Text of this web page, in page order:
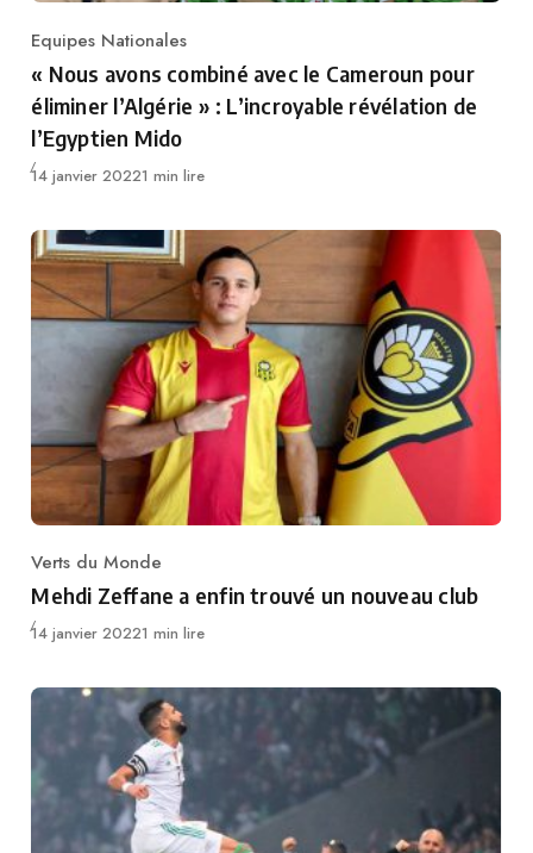
Category
Equipes Nationales
« Nous avons combiné avec le Cameroun pour
éliminer l’Algérie » : L’incroyable révélation de
l’Egyptien Mido
Publié
14 janvier 20221 min lire
Category
Verts du Monde
Mehdi Zeffane a enfin trouvé un nouveau club
Publié
14 janvier 20221 min lire